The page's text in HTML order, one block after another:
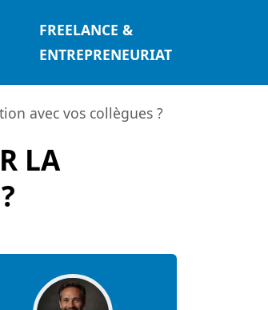
FREELANCE &
ENTREPRENEURIAT
avec vos collègues ?
LA